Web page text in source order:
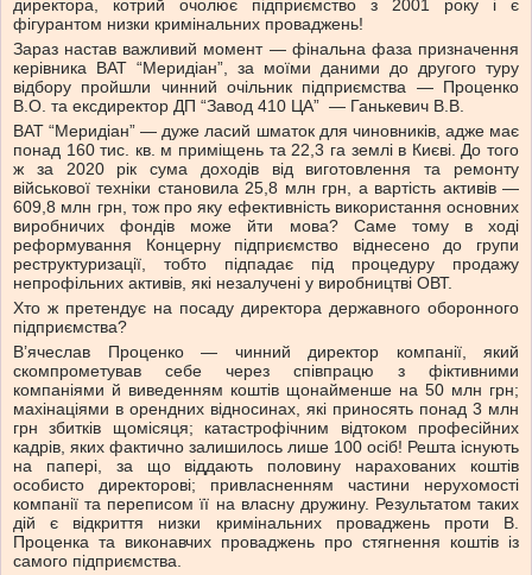
директора, котрий очолює підприємство з 2001 року і є
фігурантом низки кримінальних проваджень!
Зараз настав важливий момент — фінальна фаза призначення
керівника ВАТ “Меридіан”, за моїми даними до другого туру
відбору пройшли чинний очільник підприємства — Проценко
В.О. та ексдиректор ДП “Завод 410 ЦА” — Ганькевич В.В.
ВАТ “Меридіан” — дуже ласий шматок для чиновників, адже має
понад 160 тис. кв. м приміщень та 22,3 га землі в Києві. До того
ж за 2020 рік сума доходів від виготовлення та ремонту
військової техніки становила 25,8 млн грн, а вартість активів —
609,8 млн грн, тож про яку ефективність використання основних
виробничих фондів може йти мова? Саме тому в ході
реформування Концерну підприємство віднесено до групи
реструктуризації, тобто підпадає під процедуру продажу
непрофільних активів, які незалучені у виробництві ОВТ.
Хто ж претендує на посаду директора державного оборонного
підприємства?
В’ячеслав Проценко — чинний директор компанії, який
скомпрометував себе через співпрацю з фіктивними
компаніями й виведенням коштів щонайменше на 50 млн грн;
махінаціями в орендних відносинах, які приносять понад 3 млн
грн збитків щомісяця; катастрофічним відтоком професійних
кадрів, яких фактично залишилось лише 100 осіб! Решта існують
на папері, за що віддають половину нарахованих коштів
особисто директорові; привласненням частини нерухомості
компанії та переписом її на власну дружину. Результатом таких
дій є відкриття низки кримінальних проваджень проти В.
Проценка та виконавчих проваджень про стягнення коштів із
самого підприємства.